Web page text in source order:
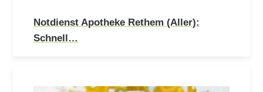
Notdienst Apotheke Rethem (Aller):
Schnell…